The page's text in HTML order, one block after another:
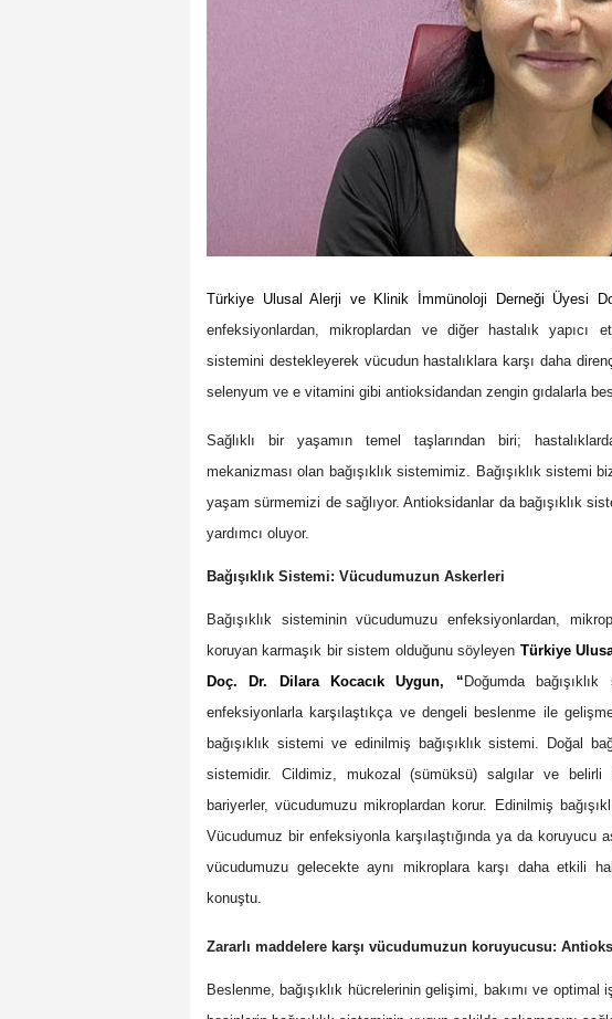
Türkiye Ulusal Alerji ve Klinik İmmünoloji Derneği Üyesi
enfeksiyonlardan, mikroplardan ve diğer hastalık yapıcı
sistemini destekleyerek vücudun hastalıklara karşı daha
selenyum ve e vitamini gibi antioksidandan zengin gıdalarla
Sağlıklı bir yaşamın temel taşlarından biri;
mekanizması olan bağışıklık sistemimiz. Bağışıklık sistemi
yaşam sürmemizi de sağlıyor. Antioksidanlar da bağışıklık
yardımcı oluyor.
Bağışıklık Sistemi: Vücudumuzun Askerleri
Bağışıklık sisteminin vücudumuzu enfeksiyonlardan,
koruyan karmaşık bir sistem olduğunu söyleyen Türkiye
Doç. Dr. Dilara Kocacık Uygun, “ Doğumda
enfeksiyonlarla karşılaştıkça ve dengeli beslenme ile
bağışıklık sistemi ve edinilmiş bağışıklık sistemi. Doğal
sistemidir. Cildimiz, mukozal (sümüksü) salgılar ve belirli
bariyerler, vücudumuzu mikroplardan korur. Edinilmiş
Vücudumuz bir enfeksiyonla karşılaştığında ya da koruyucu
vücudumuzu gelecekte aynı mikroplara karşı daha etkili
konuştu.
Zararlı maddelere karşı vücudumuzun koruyucusu:
Beslenme, bağışıklık hücrelerinin gelişimi, bakımı ve